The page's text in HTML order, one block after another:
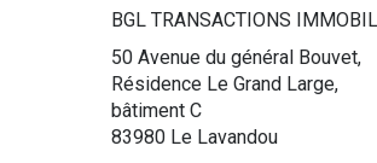
BGL TRANSACTIONS
50 Avenue du général Bouvet,
Résidence Le Grand Large,
bâtiment C
83980 Le Lavandou